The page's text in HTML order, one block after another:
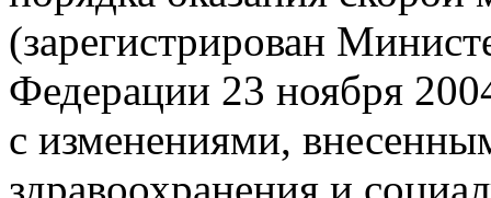
(зарегистрирован
Федерации 23 ноября
с изменениями,